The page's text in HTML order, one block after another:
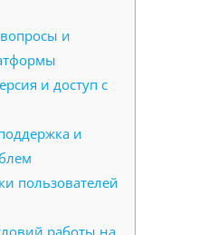
и
и доступ с
и
пользователей
работы на